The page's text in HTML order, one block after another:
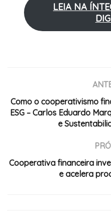
LEIA NA
Como o cooperativismo
ESG – Carlos Eduardo
e
Cooperativa financeira
e acelera